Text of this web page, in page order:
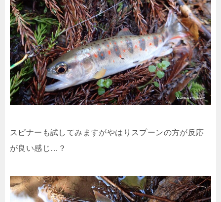
スピナーも試してみますがやはりスプーンの方が反応
が良い感じ…？